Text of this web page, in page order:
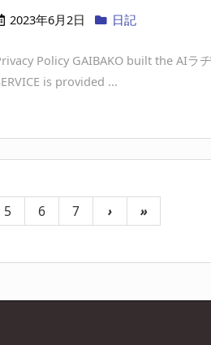
2023年6月2日 日記
Policy GAIBAKO built the AIラ
is provided ...
5 6 7 › »